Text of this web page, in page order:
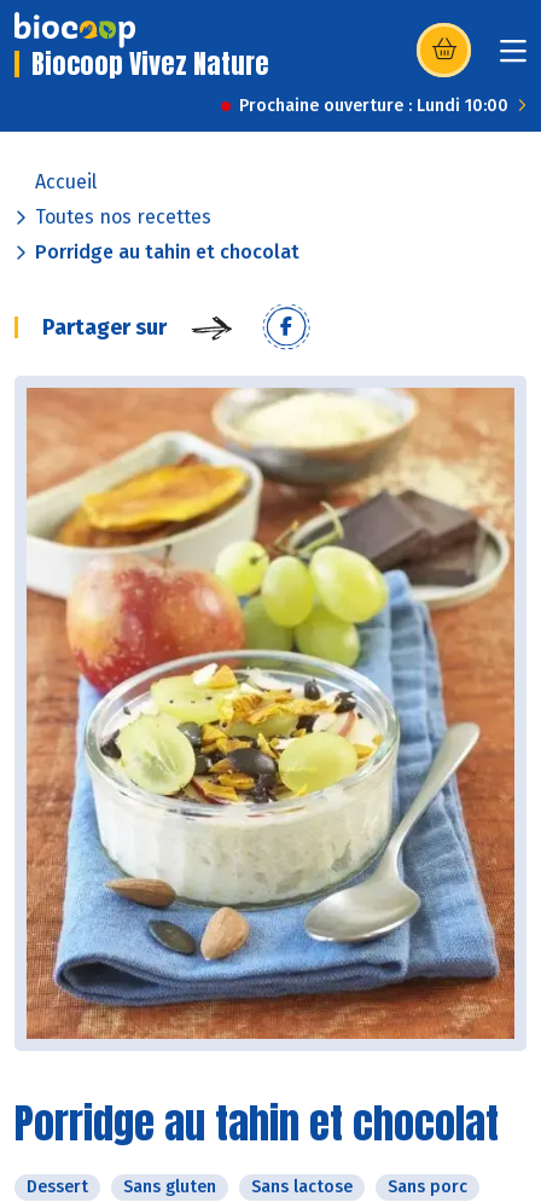
Biocoop Vivez Nature (s’ouvre dans
Prochaine ouverture : Lundi 10:00
Accueil
Toutes nos recettes
Porridge au tahin et chocolat
Partager sur
Porridge au tahin et chocolat
Dessert Sans gluten Sans lactose
Sans porc